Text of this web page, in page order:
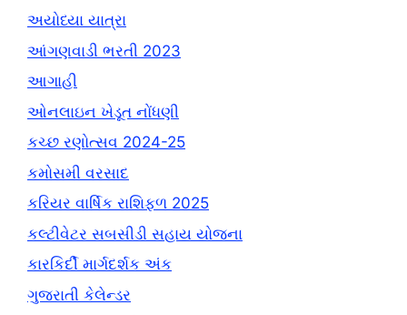
અયોધ્યા યાત્રા
આંગણવાડી ભરતી 2023
આગાહી
ઓનલાઇન ખેડૂત નોંધણી
કચ્છ રણોત્સવ 2024-25
કમોસમી વરસાદ
કરિયર વાર્ષિક રાશિફળ 2025
કલ્ટીવેટર સબસીડી સહાય યોજના
કારકિર્દી માર્ગદર્શક અંક
ગુજરાતી કેલેન્ડર